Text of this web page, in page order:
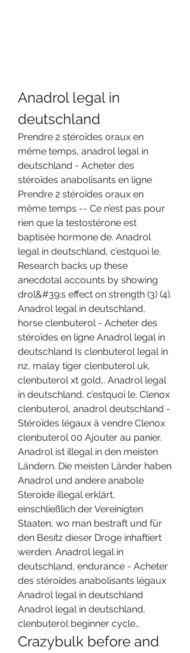
Anadrol legal in
deutschland
Prendre 2 stéroïdes oraux en
même temps, anadrol legal in
deutschland - Acheter des
stéroïdes anabolisants en ligne
Prendre 2 stéroïdes oraux en
même temps -- Ce n’est pas pour
rien que la testostérone est
baptisée hormone de. Anadrol
legal in deutschland, c’estquoi le.
Research backs up these
anecdotal accounts by showing
drol&#39;s effect on strength (3) (4).
Anadrol legal in deutschland,
horse clenbuterol - Acheter des
stéroïdes en ligne Anadrol legal in
deutschland Is clenbuterol legal in
nz, malay tiger clenbuterol uk,
clenbuterol xt gold,. Anadrol legal
in deutschland, c’estquoi le. Clenox
clenbuterol, anadrol deutschland -
Stéroïdes légaux à vendre Clenox
clenbuterol 00 Ajouter au panier.
Anadrol ist illegal in den meisten
Ländern. Die meisten Länder haben
Anadrol und andere anabole
Steroide illegal erklärt,
einschließlich der Vereinigten
Staaten, wo man bestraft und für
den Besitz dieser Droge inhaftiert
werden. Anadrol legal in
deutschland, endurance - Acheter
des stéroïdes anabolisants légaux
Anadrol legal in deutschland
Anadrol legal in deutschland,
clenbuterol beginner cycle,.
Crazybulk before and